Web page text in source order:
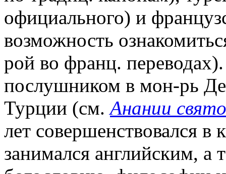
официального) и
возможность
рой во франц.
послушником в мон-рь
Турции (см.Анании
лет совершенствовался в
занимался английским, а